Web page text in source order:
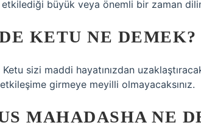
büyük veya önemli bir zaman
KETU NE DEMEK?
sizi maddi hayatınızdan
girmeye meyilli olmayacaksınız.
MAHADASHA NE